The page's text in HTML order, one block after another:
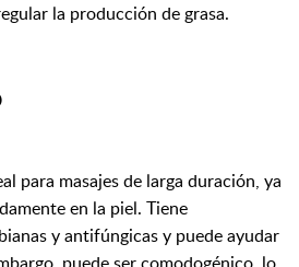
la producción de grasa.
para masajes de larga duración, ya
en la piel. Tiene
y antifúngicas y puede ayudar